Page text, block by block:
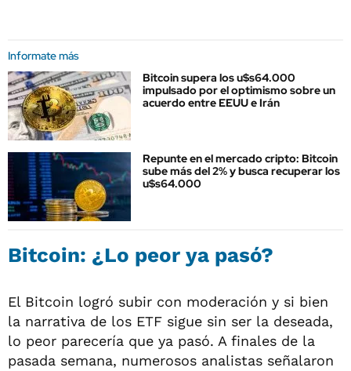
Informate más
Bitcoin supera los u$s64.000
impulsado por el optimismo sobre un
acuerdo entre EEUU e Irán
Repunte en el mercado cripto: Bitcoin
sube más del 2% y busca recuperar los
u$s64.000
Bitcoin: ¿Lo peor ya pasó?
El Bitcoin logró subir con moderación y si bien
la narrativa de los ETF sigue sin ser la deseada,
lo peor parecería que ya pasó. A finales de la
pasada semana, numerosos analistas señalaron